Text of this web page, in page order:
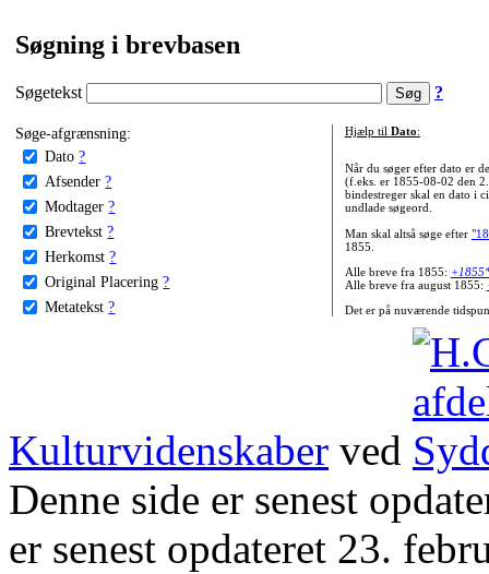
Søgning i brevbasen
Søgetekst ?
Søge-afgrænsning:
Dato ?
Afsender ?
Modtager ?
Brevtekst ?
Herkomst ?
Original Placering ?
Metatekst ?
Hjælp til Dato:
Når du søger efter dato er
(f.eks. er 1855-08-02 den
bindestreger skal en dato i
undlade søgeord.
Man skal altså søge efter
1855.
Alle breve fra 1855:
Alle breve fra august 1855:
Det er på nuværende
Kulturvidenskaber ved
Denne side er senest
er senest opdateret 23.